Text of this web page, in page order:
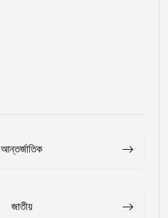
আন্তর্জাতিক
জাতীয়